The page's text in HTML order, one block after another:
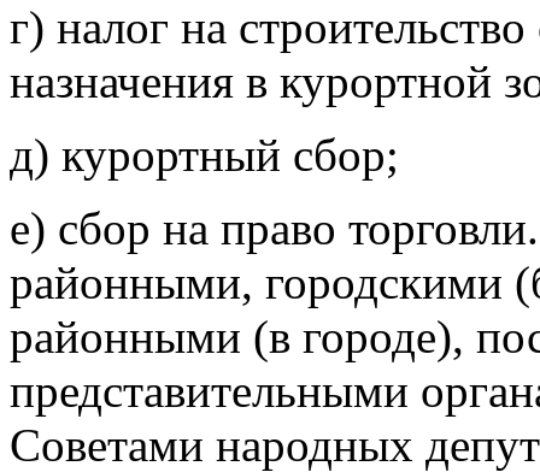
г) налог на
назначения в курортной
д) курортный сбор;
е) сбор на право
районными, городскими
районными (в городе),
представительными
Советами народных